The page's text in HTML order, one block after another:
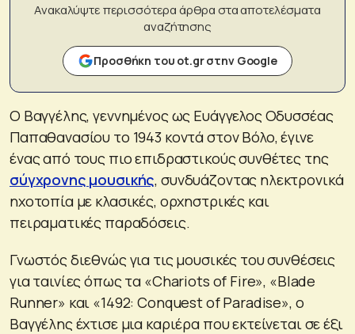
Ανακαλύψτε περισσότερα άρθρα στα αποτελέσματα
αναζήτησης
Προσθήκη του ot.gr στην Google
Ο Βαγγέλης, γεννημένος ως Ευάγγελος Οδυσσέας
Παπαθανασίου το 1943 κοντά στον Βόλο, έγινε
ένας από τους πιο επιδραστικούς συνθέτες της
σύγχρονης μουσικής, συνδυάζοντας ηλεκτρονικά
ηχοτοπία με κλασικές, ορχηστρικές και
πειραματικές παραδόσεις.
Γνωστός διεθνώς για τις μουσικές του συνθέσεις
για ταινίες όπως τα «Chariots of Fire», «Blade
Runner» και «1492: Conquest of Paradise», ο
Βαγγέλης έχτισε μια καριέρα που εκτείνεται σε έξι